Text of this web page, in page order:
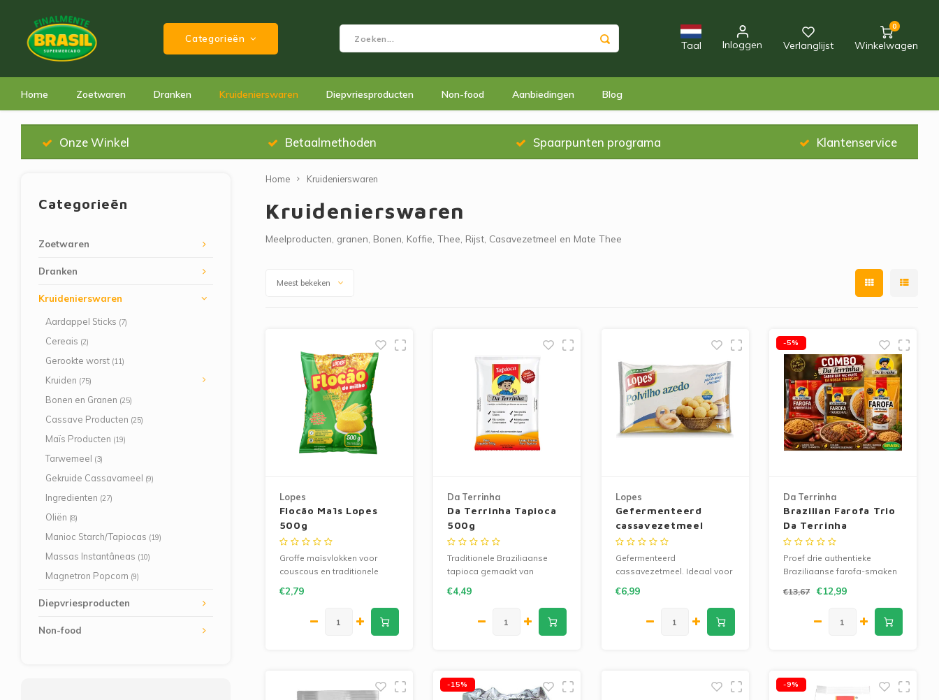
Categorieën
Taal Inloggen Verlanglijst
0
Winkelwagen
Home Zoetwaren Dranken Kruidenierswaren Diepvriesproducten Non-food Aanbiedingen Blog
Onze Winkel Betaalmethoden Spaarpunten programa Klantenservice
Categorieën
Zoetwaren
Dranken
Kruidenierswaren
Aardappel Sticks (7)
Cereais (2)
Gerookte worst (11)
Kruiden (75)
Bonen en Granen (25)
Cassave Producten (25)
Maïs Producten (19)
Tarwemeel (3)
Gekruide Cassavameel (9)
Ingredienten (27)
Oliën (8)
Manioc Starch/Tapiocas (19)
Massas Instantâneas (10)
Magnetron Popcorn (9)
Diepvriesproducten
Non-food
Home Kruidenierswaren
Kruidenierswaren
Meelproducten, granen, Bonen, Koffie, Thee, Rijst, Casavezetmeel en Mate Thee
Meest bekeken
Lopes
Flocão Maïs Lopes
500g
Groffe maïsvlokken voor
couscous en traditionele
Glutenvrij, GMO-vrij en
€2,79
Da Terrinha
Da Terrinha Tapioca
500g
Traditionele Braziliaanse
tapioca gemaakt van
ideaal voor ontbijt, snacks en
hartige of zoete recepten.
€4,49
Lopes
Gefermenteerd
cassavezetmeel
Lopes 1kg
Gefermenteerd
cassavezetmeel. Ideaal voor
glutenvrije bakrecepten.
€6,99
-5%
Da Terrinha
Brazilian Farofa Trio
Da Terrinha
Proef drie authentieke
Braziliaanse farofa-smaken
Da Terrinha.
€13,67 €12,99
-15% -9%